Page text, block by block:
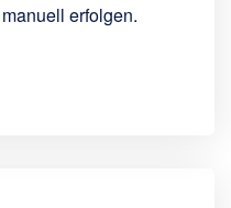
erfolgen.